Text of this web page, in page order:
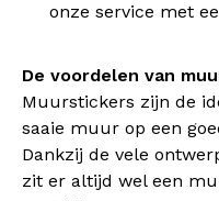
onze service met
De voordelen van
Muurstickers zijn de
saaie muur op een
Dankzij de vele
zit er altijd wel een